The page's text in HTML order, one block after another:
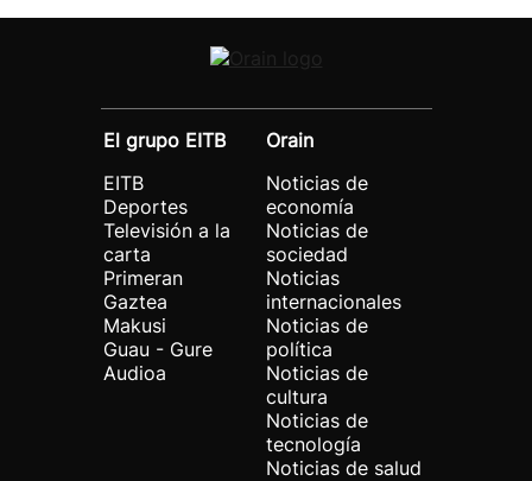
El grupo EITB
EITB
Deportes
Televisión a la
carta
Primeran
Gaztea
Makusi
Guau - Gure
Audioa
Orain
Noticias de
economía
Noticias de
sociedad
Noticias
internacionales
Noticias de
política
Noticias de
cultura
Noticias de
tecnología
Noticias de salud